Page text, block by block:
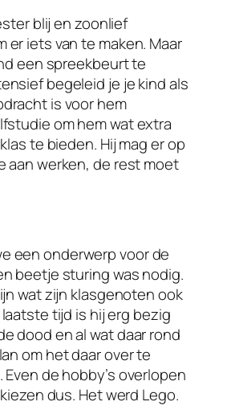
blij en zoonlief
er iets van te maken. Maar
een spreekbeurt te
begeleid je je kind als
is voor hem
om hem wat extra
te bieden. Hij mag er op
aan werken, de rest moet
een onderwerp voor de
beetje sturing was nodig.
wat zijn klasgenoten ook
tijd is hij erg bezig
dood en al wat daar rond
om het daar over te
de hobby’s overlopen
dus. Het werd Lego.